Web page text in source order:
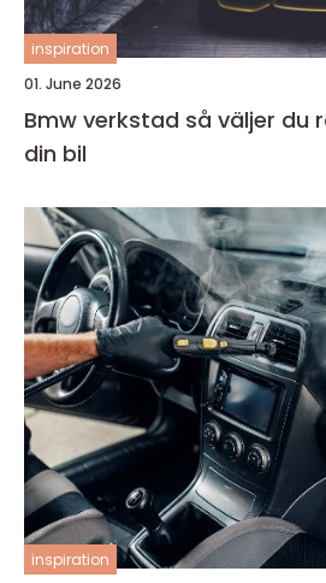
inspiration
01. June 2026
Bmw verkstad så väljer du rätt partner för
din bil
inspiration